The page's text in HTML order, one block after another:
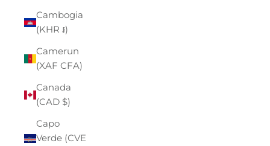
Cambogia
(KHR ៛)
Camerun
(XAF CFA)
Canada
(CAD $)
Capo
Verde (CVE